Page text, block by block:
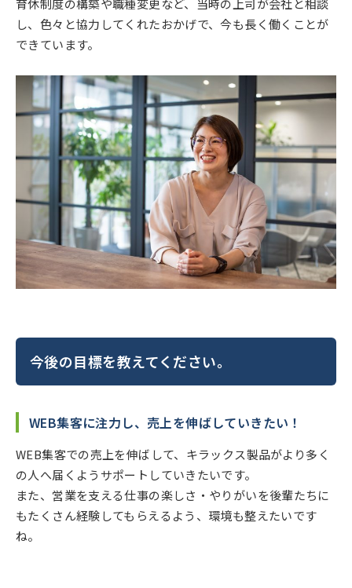
育休制度の構築や職種変更など、当時の上司が会社と相談
し、色々と協力してくれたおかげで、今も長く働くことが
できています。
今後の目標を教えてください。
WEB集客に注力し、売上を伸ばしていきたい！
WEB集客での売上を伸ばして、キラックス製品がより多く
の人へ届くようサポートしていきたいです。
また、営業を支える仕事の楽しさ・やりがいを後輩たちに
もたくさん経験してもらえるよう、環境も整えたいです
ね。